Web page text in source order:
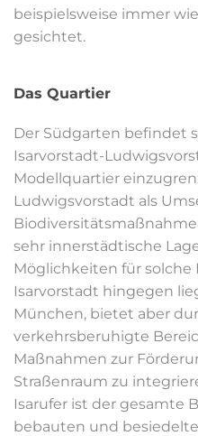
beispielsweise immer
gesichtet.
Das Quartier
Der Südgarten befindet
Isarvorstadt-
Modellquartier
Ludwigsvorstadt als
sehr innerstädtische
Möglichkeiten für
Isarvorstadt hingegen
München, bietet aber
verkehrsberuhigte
Maßnahmen zur
Straßenraum zu
Isarufer ist der gesamte
bebauten und